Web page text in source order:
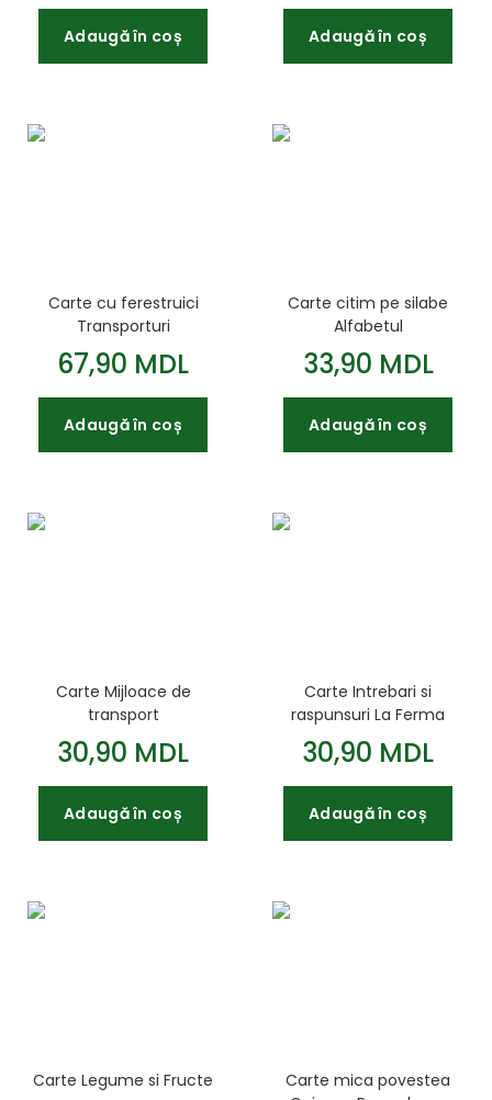
Adaugă în coș Adaugă în coș
Carte cu ferestruici
Transporturi
67,90 MDL
Adaugă în coș
Carte citim pe silabe
Alfabetul
33,90 MDL
Adaugă în coș
Carte Mijloace de
transport
30,90 MDL
Adaugă în coș
Carte Intrebari si
raspunsuri La Ferma
30,90 MDL
Adaugă în coș
Carte Legume si Fructe
Carte mica povestea